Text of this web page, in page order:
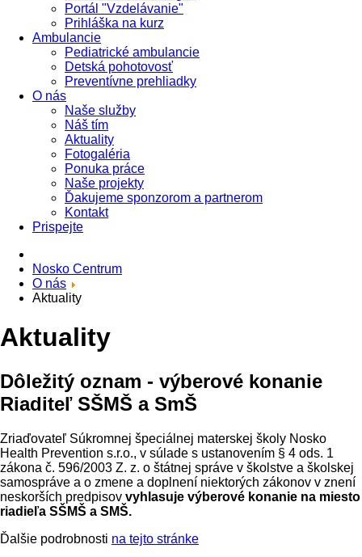
Portál "Vzdelávanie"
Prihláška na kurz
Ambulancie
Pediatrické ambulancie
Detská pohotovosť
Preventívne prehliadky
O nás
Naše služby
Náš tím
Aktuality
Fotogaléria
Ponuka práce
Naše projekty
Ďakujeme sponzorom a partnerom
Kontakt
Prispejte
Nosko Centrum
O nás
Aktuality
Aktuality
Dôležitý oznam - výberové konanie
Riaditeľ SŠMŠ a SmŠ
Zriaďovateľ Súkromnej špeciálnej materskej školy Nosko
Health Prevention s.r.o., v súlade s ustanovením § 4 ods. 1
zákona č. 596/2003 Z. z. o štátnej správe v školstve a školskej
samospráve a o zmene a doplnení niektorých zákonov v znení
neskorších predpisov vyhlasuje výberové konanie na miesto
riadieľa SŠMŠ a SMŠ.
Ďalšie podrobnosti na tejto stránke